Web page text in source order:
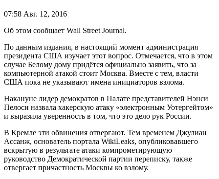
07:58 Авг. 12, 2016
Об этом сообщает Wall Street Journal.
По данным издания, в настоящий момент администрация
президента США изучает этот вопрос. Отмечается, что в этом
случае Белому дому придётся официально заявить, что за
компьютерной атакой стоит Москва. Вместе с тем, власти
США пока не указывают имена инициаторов взлома.
Накануне лидер демократов в Палате представителей Нэнси
Пелоси назвала хакерскую атаку «электронным Уотергейтом»
и выразила уверенность в том, что это дело рук России.
В Кремле эти обвинения отвергают. Тем временем Джулиан
Ассанж, основатель портала WikiLeaks, опубликовавшего
вскрытую в результате атаки компрометирующую
руководство Демократической партии переписку, также
отвергает причастность Москвы ко взлому.